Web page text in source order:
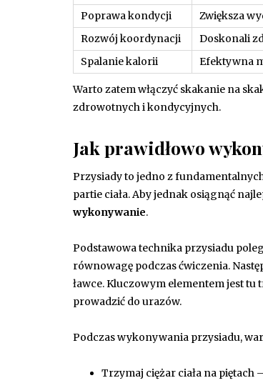
Poprawa kondycji
Zwiększa
Rozwój koordynacji
Doskonali
Spalanie kalorii
Efektywna
Warto zatem włączyć skakanie na
zdrowotnych i kondycyjnych.
Jak prawidłowo
Przysiady to jedno z
partie ciała. Aby jednak osiągnąć
wykonywanie.
Podstawowa technika przysiadu
równowagę podczas ćwiczenia.
ławce. Kluczowym elementem jest tu
prowadzić do urazów.
Podczas wykonywania przysiadu,
Trzymaj ciężar ciała na